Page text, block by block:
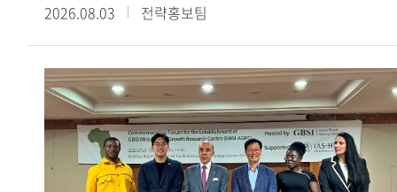
지적에 대해서는, 수교 발표 이전에 사전 통보 절차를 거쳤음을
과제를, 경제 분야에서는 최근의 대중 무역역조와 국민감정
악화라는 새로운 도전에 직면해 있다고 진단했다. 그는 앞으로
한중관계가 '화이부동(和而不同)'의 자세로 할 말은 하되
협력할 부분은 협력하는 방향으로 나아가야 하며, 한미동맹을
중시하는 동시에 중국과의 관계도 소홀히 해서는 안 된다고
Mosque Conflict'라는 제목의 발표를 통해 제주 예멘 난민
프레임이 달라지는 양상을 설명했다.제2세션에서는 Aichi
Gakuin University의 타카오 켄이치로(Takao Kenichiro)
교수가 'Global and Local Aspects of Islamophobia:
Comparison among the West, South Korea and
Japan'이라는 제목의 발표에서 테러나 치안 문제와 직접
박사과정)을 초청하여, 서아시아 생태 접경지역과 티무르의
최하늘 선생이 번역한 피터 잭슨의 『칭기스 칸에서
티무르까지: 몽골 제국의 위기와 부흥』을 바탕으로,
서아시아의 생태환경과 교역망이 티무르 제국의 형성에 어떠한
토대를 제공했는지를 살펴보는 방식으로 진행됐다.강연에서는
먼저 농경과 유목이 병존하는 목농복합구역 의 역사적
중요성을 살펴보고, 아무다리야강 유역의 트란스옥시아나와
2026.08.03 전략홍보팀